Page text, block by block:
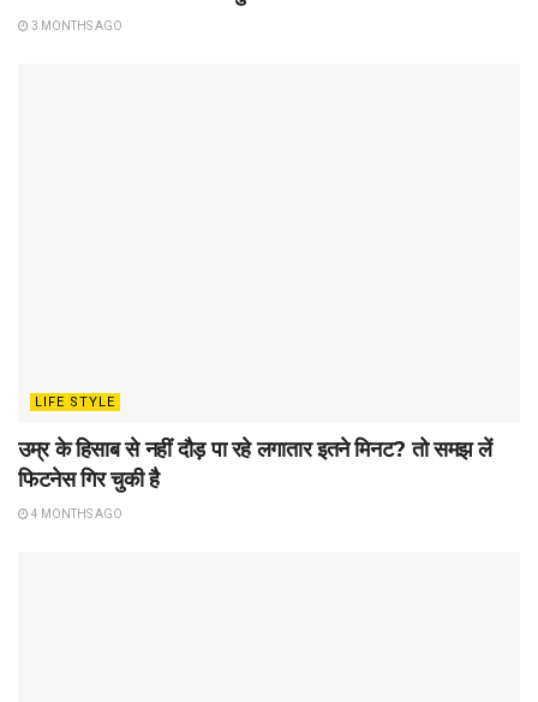
3 MONTHS AGO
LIFE STYLE
उम्र के हिसाब से नहीं दौड़ पा रहे लगातार इतने मिनट? तो समझ लें
फिटनेस गिर चुकी है
4 MONTHS AGO